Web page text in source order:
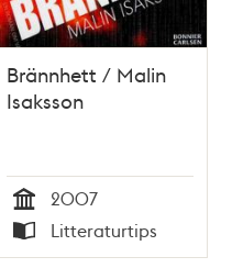
Brännhett / Malin
Isaksson
Tid
2007
Typ
Litteraturtips